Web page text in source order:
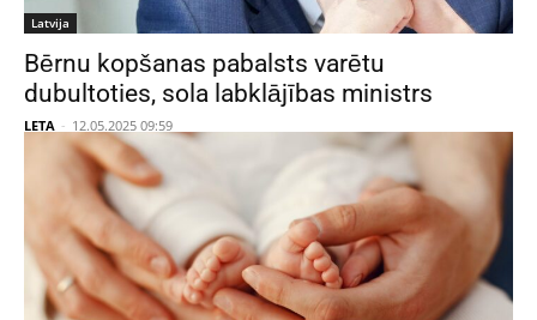
Latvija
Bērnu kopšanas pabalsts varētu
dubultoties, sola labklājības ministrs
LETA - 12.05.2025 09:59